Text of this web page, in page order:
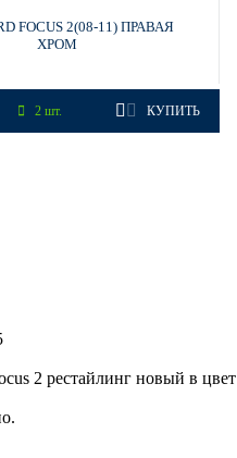
FOCUS 2(08-11) ПРАВАЯ
ХРОМ
2 шт. КУПИТЬ
2 рестайлинг новый в цвет